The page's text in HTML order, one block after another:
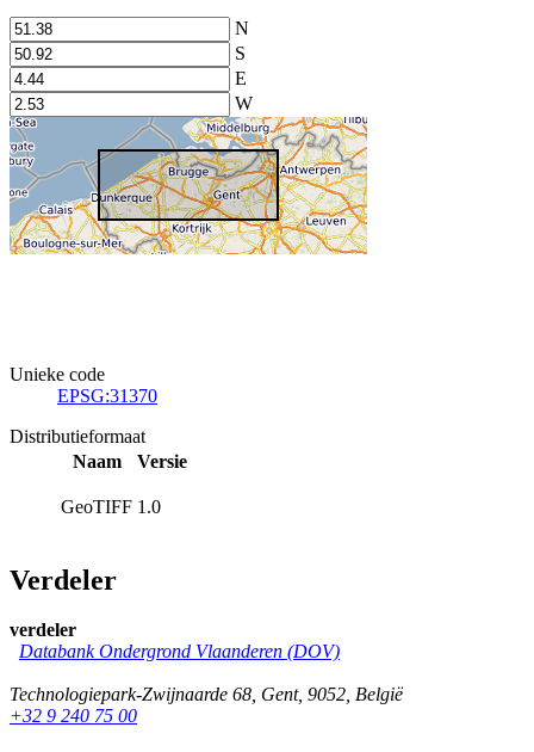
N
S
E
W
Unieke code
EPSG:31370
Distributieformaat
Naam
Versie
GeoTIFF 1.0
Verdeler
verdeler
Databank Ondergrond Vlaanderen (DOV)
Technologiepark-Zwijnaarde 68, Gent, 9052, België
+32 9 240 75 00